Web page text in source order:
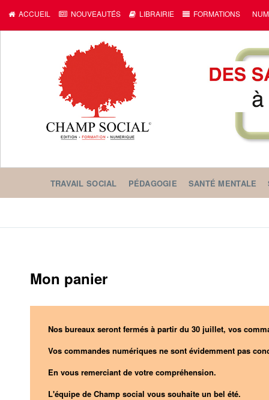
ACCUEIL NOUVEAUTÉS LIBRAIRIE FORMATIONS
TRAVAIL SOCIAL PÉDAGOGIE SANTÉ MENTALE
Mon panier
Nos bureaux seront fermés à partir du 30 juillet, vos
Vos commandes numériques ne sont évidemment pas
En vous remerciant de votre compréhension.
L'équipe de Champ social vous souhaite un bel été.